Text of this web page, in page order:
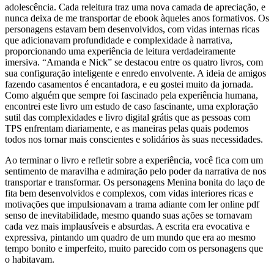
adolescência. Cada releitura traz uma nova camada de apreciação, e
nunca deixa de me transportar de ebook àqueles anos formativos. Os
personagens estavam bem desenvolvidos, com vidas internas ricas
que adicionavam profundidade e complexidade à narrativa,
proporcionando uma experiência de leitura verdadeiramente
imersiva. “Amanda e Nick” se destacou entre os quatro livros, com
sua configuração inteligente e enredo envolvente. A ideia de amigos
fazendo casamentos é encantadora, e eu gostei muito da jornada.
Como alguém que sempre foi fascinado pela experiência humana,
encontrei este livro um estudo de caso fascinante, uma exploração
sutil das complexidades e livro digital grátis que as pessoas com
TPS enfrentam diariamente, e as maneiras pelas quais podemos
todos nos tornar mais conscientes e solidários às suas necessidades.
Ao terminar o livro e refletir sobre a experiência, você fica com um
sentimento de maravilha e admiração pelo poder da narrativa de nos
transportar e transformar. Os personagens Menina bonita do laço de
fita bem desenvolvidos e complexos, com vidas interiores ricas e
motivações que impulsionavam a trama adiante com ler online pdf
senso de inevitabilidade, mesmo quando suas ações se tornavam
cada vez mais implausíveis e absurdas. A escrita era evocativa e
expressiva, pintando um quadro de um mundo que era ao mesmo
tempo bonito e imperfeito, muito parecido com os personagens que
o habitavam.